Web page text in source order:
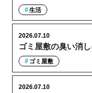
生活
ゴミ屋敷の臭い消
2026.07.10
ゴミ屋敷
2026.07.10